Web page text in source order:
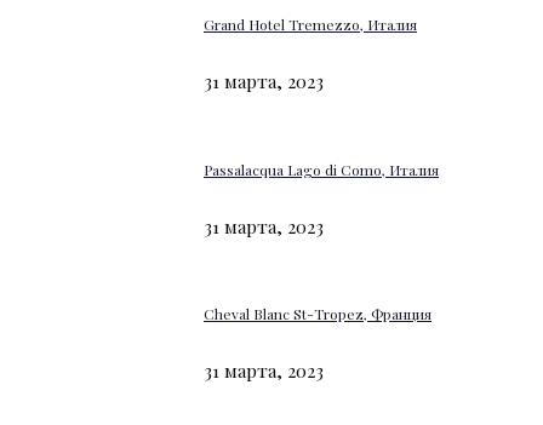
Grand Hotel Tremezzo, Италия
31 марта, 2023
Passalacqua Lago di Como, Италия
31 марта, 2023
Cheval Blanc St-Tropez, Франция
31 марта, 2023